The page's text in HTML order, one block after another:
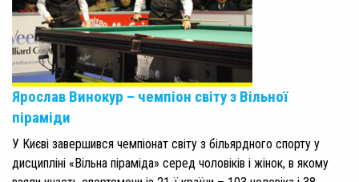
Ярослав Винокур – чемпіон світу з Вільної
піраміди
У Києві завершився чемпіонат світу з більярдного спорту у
дисципліні «Вільна піраміда» серед чоловіків і жінок, в якому